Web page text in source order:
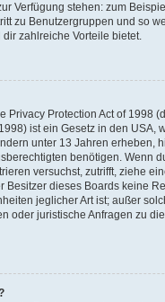
Verfügung stehen: zum
zu Benutzergruppen und so
zahlreiche Vorteile bietet.
Privacy Protection Act of 1998
ist ein Gesetz in den USA,
unter 13 Jahren erheben,
benötigen. Wenn
versuchst, zutrifft, ziehe
Besitzer dieses Boards keine
jeglicher Art ist; außer
oder juristische Anfragen zu